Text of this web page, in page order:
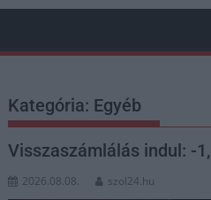
Kategória: Egyéb
Visszaszámlálás indul: -
2026.08.08. szol24.hu